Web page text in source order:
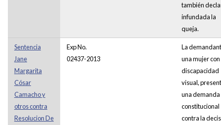
también
infundada la
queja.
Sentencia
Jane
Margarita
Cósar
Camacho y
otros contra
Resolucion De
Exp No.
02437-2013
La
una mujer con
discapacidad
visual,
una demanda
constitucional
contra la